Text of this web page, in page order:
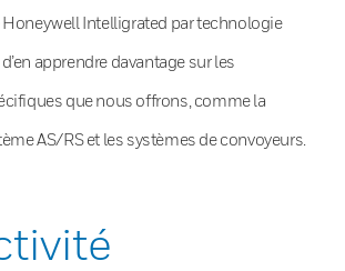
Intelligrated par technologie
apprendre davantage sur les
que nous offrons, comme la
AS/RS et les systèmes de convoyeurs.